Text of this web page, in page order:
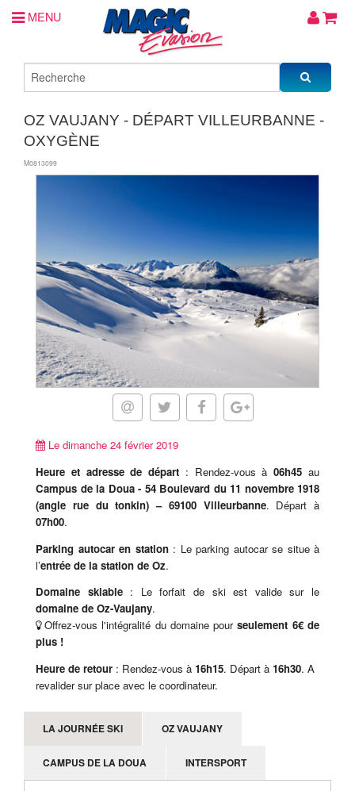
MENU
OZ VAUJANY - DÉPART VILLEURBANNE -
OXYGÈNE
M0813099
Le dimanche 24 février 2019
Heure et adresse de départ : Rendez-vous à06h45 au
Campus de la Doua - 54 Boulevard du 11 novembre 1918
(angle rue du tonkin)– 69100 Villeurbanne. Départ à
07h00.
Parking autocar en station : Le parking autocar se situe à
l’entrée de la station de Oz.
Domaine skiable: Le forfait de ski est valide sur le
domaine de Oz-Vaujany.
Offrez-vous l'intégralité du domaine pourseulement 6€ de
plus !
Heure de retour : Rendez-vous à 16h15. Départ à 16h30. A
revalider sur place avec le coordinateur.
LA JOURNÉE SKI OZ VAUJANY
CAMPUS DE LA DOUA INTERSPORT